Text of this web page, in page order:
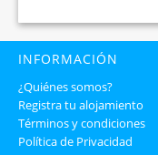
INFORMACIÓN
¿Quiénes somos?
Registra tu alojamiento
Términos y condiciones
Política de Privacidad